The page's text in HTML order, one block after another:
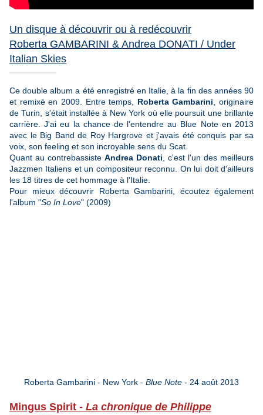
Un disque à découvrir ou à redécouvrir
Roberta GAMBARINI & Andrea DONATI / Under
Italian Skies
Ce double album a été enregistré en Italie, à la fin des années 90
et remixé en 2009. Entre temps, Roberta Gambarini , originaire
de Turin, s'était installée à New York où elle poursuit une brillante
carrière. J'ai eu la chance de l'entendre au Blue Note en 2013
avec le Big Band de Roy Hargrove et j'avais été conquis par sa
voix, son feeling et son incroyable sens du Scat.
Quant au contrebassiste Andrea Donati , c'est l'un des meilleurs
Jazzmen Italiens et un compositeur reconnu. On lui doit d'ailleurs
les 18 titres de cet hommage à l'Italie.
Pour mieux découvrir Roberta Gambarini, écoutez également
l'album "So In Love" (2009)
Roberta Gambarini - New York - Blue Note - 24 août 2013
Mingus Spirit - La chronique de Philippe